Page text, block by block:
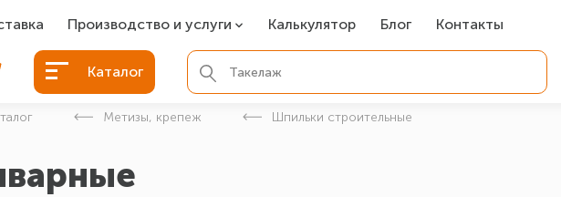
Производство и услуги
Болты БСР
Болты для фундамента
Закладные детали
Калькулятор Блог Контакты
Каталог
Метизы, крепеж Шпильки строительные